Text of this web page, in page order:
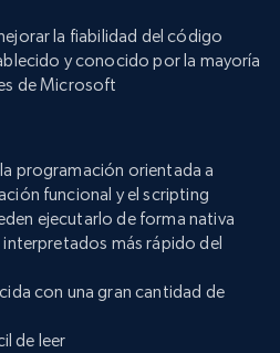
la fiabilidad del código
y conocido por la mayoría
de Microsoft
programación orientada a
funcional y el scripting
ejecutarlo de forma nativa
más rápido del
con una gran cantidad de
de leer